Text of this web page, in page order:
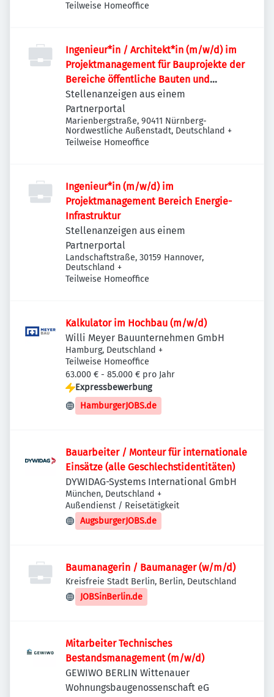
Teilweise Homeoffice
Ingenieur*in / Architekt*in (m/w/d) im
Projektmanagement für Bauprojekte der
Bereiche öffentliche Bauten und
Industriebauten / Infrastruktur
Stellenanzeigen aus einem
Partnerportal
Marienbergstraße, 90411 Nürnberg-
Nordwestliche Außenstadt, Deutschland +
Teilweise Homeoffice
Ingenieur*in (m/w/d) im
Projektmanagement Bereich Energie-
Infrastruktur
Stellenanzeigen aus einem
Partnerportal
Landschaftstraße, 30159 Hannover,
Deutschland +
Teilweise Homeoffice
Kalkulator im Hochbau (m/w/d)
Willi Meyer Bauunternehmen GmbH
Hamburg, Deutschland +
Teilweise Homeoffice
63.000 € - 85.000 € pro Jahr
Expressbewerbung
HamburgerJOBS.de
Bauarbeiter / Monteur für internationale
Einsätze (alle Geschlechstidentitäten)
DYWIDAG-Systems International GmbH
München, Deutschland +
Außendienst / Reisetätigkeit
AugsburgerJOBS.de
Baumanagerin / Baumanager (w/m/d)
Kreisfreie Stadt Berlin, Berlin, Deutschland
JOBSinBerlin.de
Mitarbeiter Technisches
Bestandsmanagement (m/w/d)
GEWIWO BERLIN Wittenauer
Wohnungsbaugenossenschaft eG